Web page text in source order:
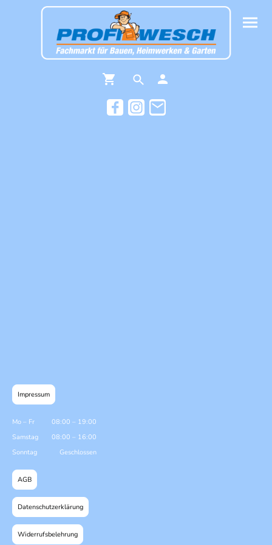
Impressum
Mo – Fr 08:00 – 19:00
Samstag
08:00 – 16:00
Sonntag
Geschlossen
AGB
Datenschutzerklärung
Widerrufsbelehrung